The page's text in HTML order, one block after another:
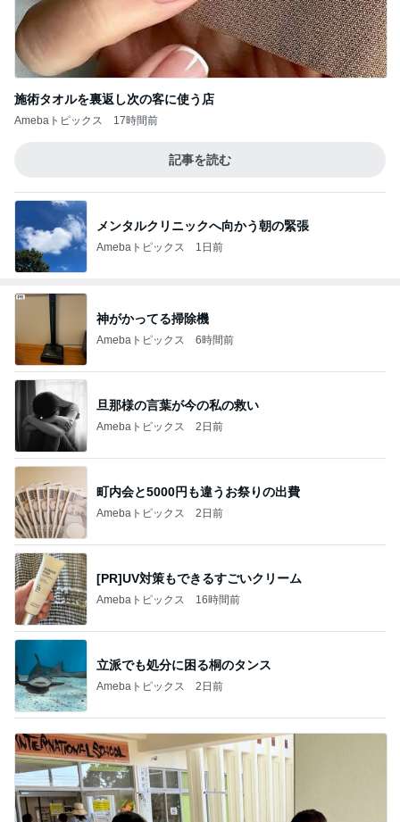
施術タオルを裏返し次の客に使う店
Amebaトピックス 17時間前
記事を読む
メンタルクリニックへ向かう朝の緊張
Amebaトピックス 1日前
神がかってる掃除機
Amebaトピックス 6時間前
旦那様の言葉が今の私の救い
Amebaトピックス 2日前
町内会と5000円も違うお祭りの出費
Amebaトピックス 2日前
[PR]UV対策もできるすごいクリーム
Amebaトピックス 16時間前
立派でも処分に困る桐のタンス
Amebaトピックス 2日前